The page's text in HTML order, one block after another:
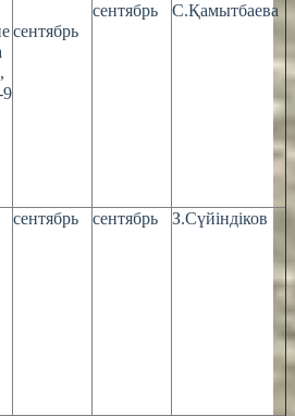
9
сентябрь
сентябрь С.Қамытбаева
сентябрь сентябрь З.Сүйіндіков